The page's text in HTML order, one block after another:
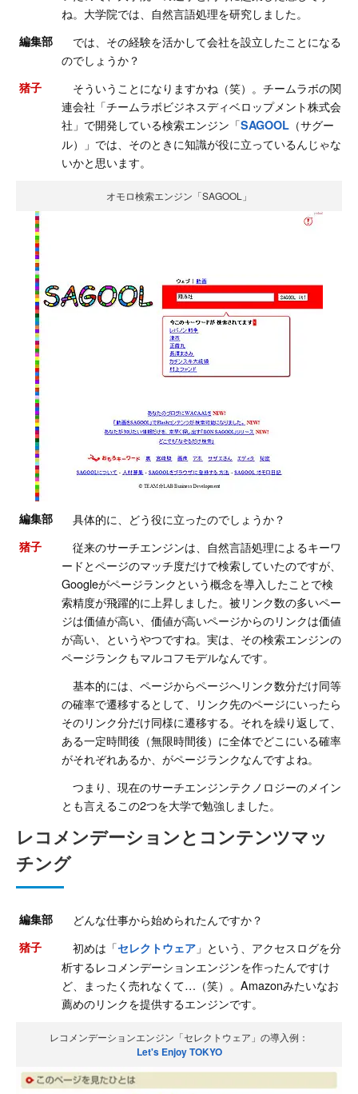
ね。大学院では、自然言語処理を研究しました。
編集部
では、その経験を活かして会社を設立したことになる
のでしょうか？
猪子
そういうことになりますかね（笑）。チームラボの関
連会社「チームラボビジネスディベロップメント株式会
社」で開発している検索エンジン「SAGOOL（サグー
ル）」では、そのときに知識が役に立っているんじゃな
いかと思います。
オモロ検索エンジン「SAGOOL」
編集部 具体的に、どう役に立ったのでしょうか？
猪子
従来のサーチエンジンは、自然言語処理によるキーワ
ードとページのマッチ度だけで検索していたのですが、
Googleがページランクという概念を導入したことで検
索精度が飛躍的に上昇しました。被リンク数の多いペー
ジは価値が高い、価値が高いページからのリンクは価値
が高い、というやつですね。実は、その検索エンジンの
ページランクもマルコフモデルなんです。
基本的には、ページからページへリンク数分だけ同等
の確率で遷移するとして、リンク先のページにいったら
そのリンク分だけ同様に遷移する。それを繰り返して、
ある一定時間後（無限時間後）に全体でどこにいる確率
がそれぞれあるか、がページランクなんですよね。
つまり、現在のサーチエンジンテクノロジーのメイン
とも言えるこの2つを大学で勉強しました。
レコメンデーションとコンテンツマッ
チング
編集部 どんな仕事から始められたんですか？
猪子 初めは「セレクトウェア」という、アクセスログを分
析するレコメンデーションエンジンを作ったんですけ
ど、まったく売れなくて…（笑）。Amazonみたいなお
薦めのリンクを提供するエンジンです。
レコメンデーションエンジン「セレクトウェア」の導入例：
Let's Enjoy TOKYO